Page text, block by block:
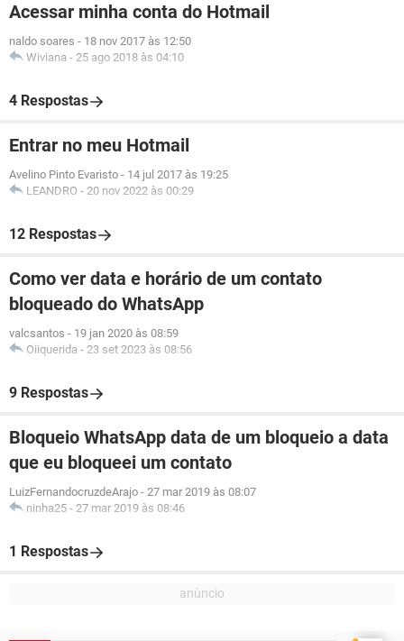
Acessar minha conta do Hotmail
naldo soares - 18 nov 2017 às 12:50
Wiviana - 25 ago 2018 às 04:10
4 Respostas
Entrar no meu Hotmail
Avelino Pinto Evaristo - 14 jul 2017 às 19:25
LEANDRO - 20 nov 2022 às 00:29
12 Respostas
Como ver data e horário de um contato
bloqueado do WhatsApp
valcsantos - 19 jan 2020 às 08:59
Oiiquerida - 23 set 2023 às 08:56
9 Respostas
Bloqueio WhatsApp data de um bloqueio a data
que eu bloqueei um contato
LuizFernandocruzdeArajo - 27 mar 2019 às 08:07
ninha25 - 27 mar 2019 às 08:46
1 Respostas